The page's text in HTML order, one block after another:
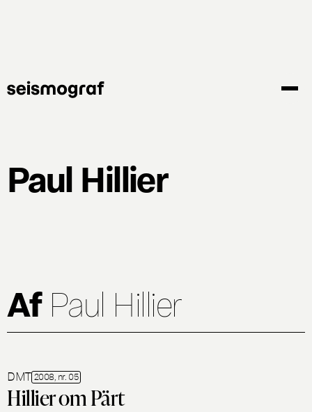
Paul Hillier
Af Paul Hillier
DMT 2008, nr. 05
Hillier om Pärt